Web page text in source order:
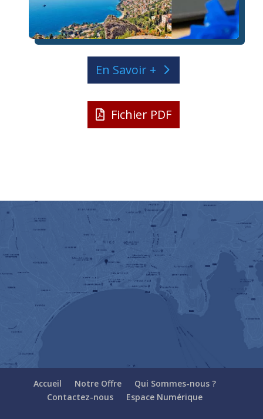
En Savoir +
Fichier PDF
Accueil Notre Offre
Qui Sommes-nous ?
Contactez-nous
Espace Numérique